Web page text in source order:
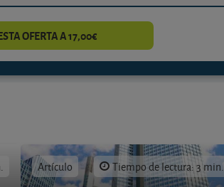
OFERTA A 17,00€
Artículo Tiempo de lectura: 3 min.